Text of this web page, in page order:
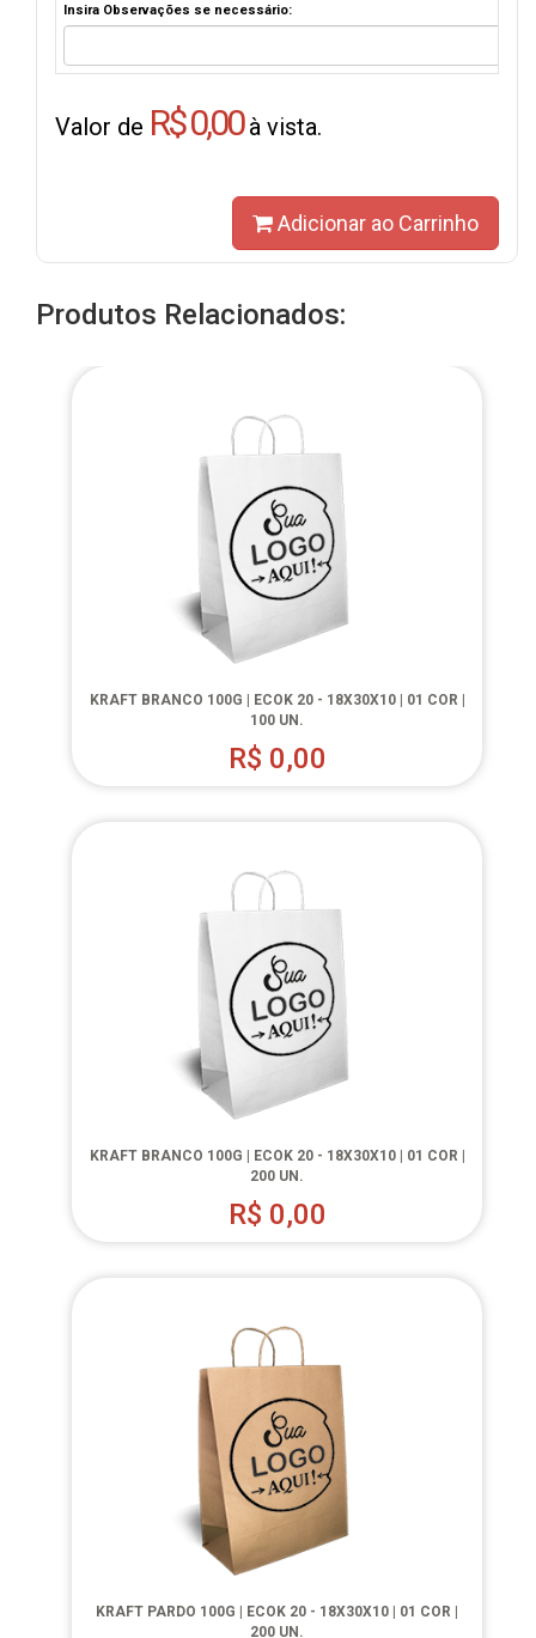
Insira Observações se necessário:
Valor de R$ 0,00à vista.
Adicionar ao Carrinho
Produtos Relacionados:
KRAFT BRANCO 100G | ECOK 20 - 18X30X10 | 01 COR |
100 UN.
R$ 0,00
KRAFT BRANCO 100G | ECOK 20 - 18X30X10 | 01 COR |
200 UN.
R$ 0,00
KRAFT PARDO 100G | ECOK 20 - 18X30X10 | 01 COR |
200 UN.